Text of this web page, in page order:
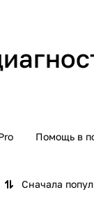
для УЗИ
Помощь в
Сначала